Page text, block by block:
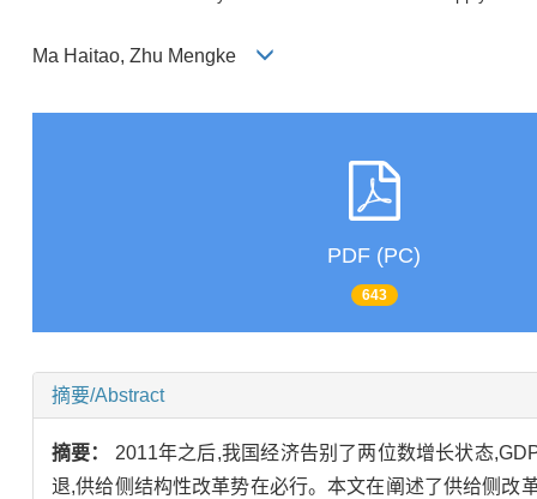
Ma Haitao, Zhu Mengke
PDF (PC)
643
摘要/Abstract
摘要： 2011年之后,我国经济告别了两位数增长状态
退,供给侧结构性改革势在必行。本文在阐述了供给侧改